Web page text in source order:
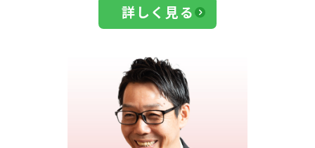
詳しく見る